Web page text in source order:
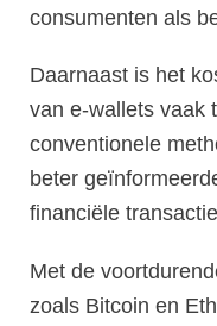
consumenten als
Daarnaast is het
van e-wallets vaak
conventionele
beter
financiële
Met de
zoals Bitcoin en